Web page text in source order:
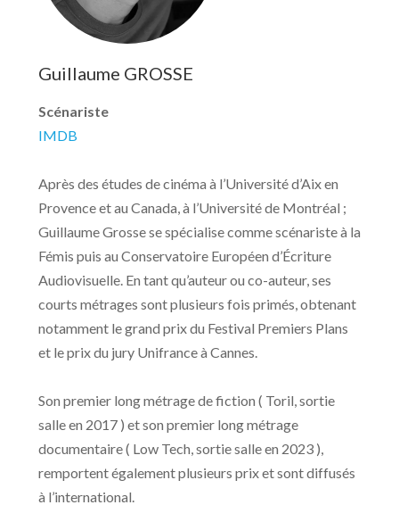
Guillaume GROSSE
Scénariste
IMDB
Après des études de cinéma à l’Université d’Aix en
Provence et au Canada, à l’Université de Montréal ;
Guillaume Grosse se spécialise comme scénariste à la
Fémis puis au Conservatoire Européen d’Écriture
Audiovisuelle. En tant qu’auteur ou co-auteur, ses
courts métrages sont plusieurs fois primés, obtenant
notamment le grand prix du Festival Premiers Plans
et le prix du jury Unifrance à Cannes.
Son premier long métrage de fiction ( Toril, sortie
salle en 2017 ) et son premier long métrage
documentaire ( Low Tech, sortie salle en 2023 ),
remportent également plusieurs prix et sont diffusés
à l’international.